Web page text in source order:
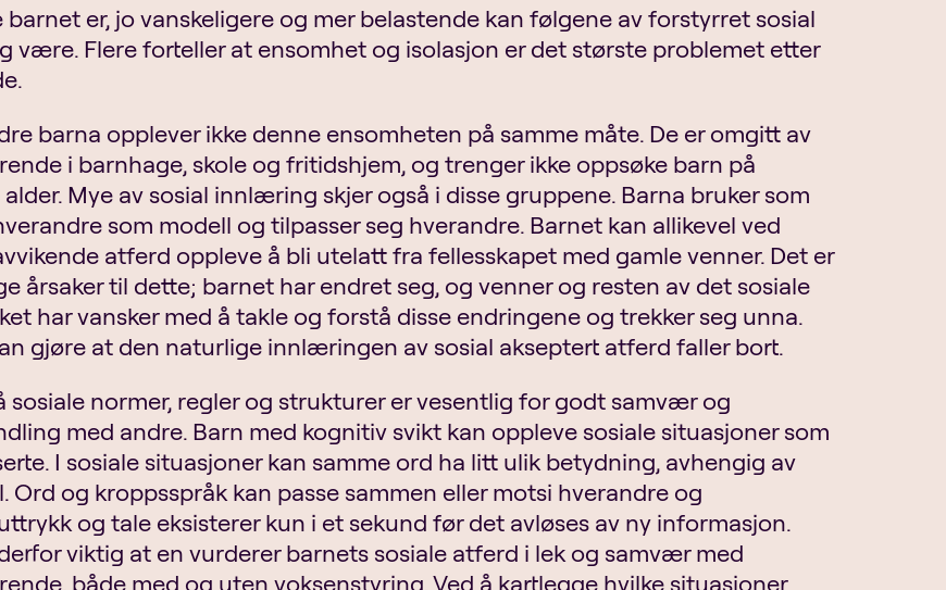
barnet er, jo vanskeligere og mer belastende kan følgene av forstyrret sosial
være. Flere forteller at ensomhet og isolasjon er det største problemet etter
barna opplever ikke denne ensomheten på samme måte. De er omgitt av
i barnhage, skole og fritidshjem, og trenger ikke oppsøke barn på
Mye av sosial innlæring skjer også i disse gruppene. Barna bruker som
som modell og tilpasser seg hverandre. Barnet kan allikevel ved
atferd oppleve å bli utelatt fra fellesskapet med gamle venner. Det er
årsaker til dette; barnet har endret seg, og venner og resten av det sosiale
har vansker med å takle og forstå disse endringene og trekker seg unna.
gjøre at den naturlige innlæringen av sosial akseptert atferd faller bort.
sosiale normer, regler og strukturer er vesentlig for godt samvær og
med andre. Barn med kognitiv svikt kan oppleve sosiale situasjoner som
I sosiale situasjoner kan samme ord ha litt ulik betydning, avhengig av
Ord og kroppsspråk kan passe sammen eller motsi hverandre og
og tale eksisterer kun i et sekund før det avløses av ny informasjon.
viktig at en vurderer barnets sosiale atferd i lek og samvær med
både med og uten voksenstyring. Ved å kartlegge hvilke situasjoner